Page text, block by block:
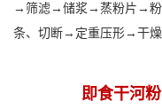
→筛滤→储浆→蒸粉片→粉
条、切断→定重压形→干
即食干河